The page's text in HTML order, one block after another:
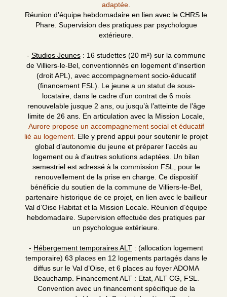
adaptée
Réunion d’équipe hebdomadaire en lien avec le CHRS le
Phare. Supervision des pratiques par psychologue
extérieure.
- Studios Jeunes: 16 studettes (20 m²) sur la commune
de Villiers-le-Bel, conventionnés en logement d’insertion
(droit APL), avec accompagnement socio-éducatif
(financement FSL). Le jeune a un statut de sous-
locataire, dans le cadre d’un contrat de 6 mois
renouvelable jusque 2 ans, ou jusqu’à l’atteinte de l’âge
limite de 26 ans. En articulation avec la Mission Locale,
Aurore propose un accompagnement social et éducatif
lié au logement. Elle y prend appui pour soutenir le projet
global d’autonomie du jeune et préparer l’accès au
logement ou à d’autres solutions adaptées. Un bilan
semestriel est adressé à la commission FSL, pour le
renouvellement de la prise en charge. Ce dispositif
bénéficie du soutien de la commune de Villiers-le-Bel,
partenaire historique de ce projet, en lien avec le bailleur
Val d’Oise Habitat et la Mission Locale. Réunion d’équipe
hebdomadaire. Supervision effectuée des pratiques par
un psychologue extérieure.
- Hébergement temporaires ALT : (allocation logement
temporaire) 63 places en 12 logements partagés dans le
diffus sur le Val d’Oise, et 6 places au foyer ADOMA
Beauchamp. Financement ALT : Etat, ALT CG, FSL.
Convention avec un financement spécifique de la